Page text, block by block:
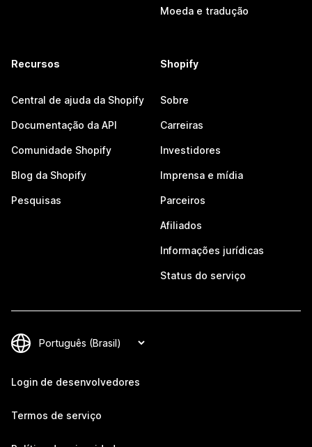
Moeda e tradução
Recursos
Central de ajuda da Shopify
Documentação da API
Comunidade Shopify
Blog da Shopify
Pesquisas
Shopify
Sobre
Carreiras
Investidores
Imprensa e mídia
Parceiros
Afiliados
Informações jurídicas
Status do serviço
Login de desenvolvedores
Termos de serviço